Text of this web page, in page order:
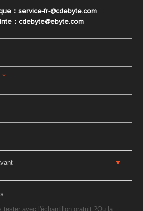
：service-fr-@cdebyte.com
：cdebyte@ebyte.com
*